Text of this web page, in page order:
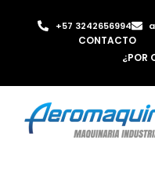
+57 3242656994
CONTACTO
¿POR